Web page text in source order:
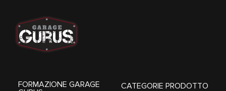
FORMAZIONE GARAGE
CATEGORIE PRODOTTO